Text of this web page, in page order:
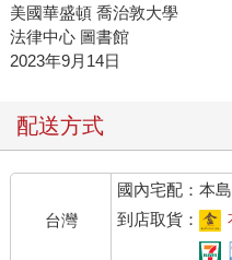
美國華盛頓 喬治敦大學
法律中心 圖書館
2023年9月14日
配送方式
台灣
國內宅配：本
到店取貨：